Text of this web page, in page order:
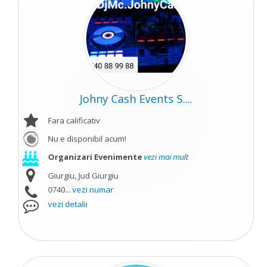
Johny Cash Events S....
Fara calificativ
Nu e disponibil acum!
Organizari Evenimentevezi mai mult
Giurgiu, Jud Giurgiu
0740... vezi numar
vezi detalii